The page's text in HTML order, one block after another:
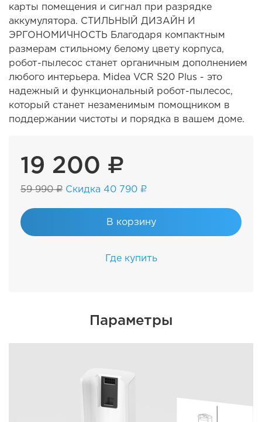
карты помещения и сигнал при разрядке
аккумулятора. СТИЛЬНЫЙ ДИЗАЙН И
ЭРГОНОМИЧНОСТЬ Благодаря компактным
размерам стильному белому цвету корпуса,
робот-пылесос станет органичным дополнением
любого интерьера. Midea VCR S20 Plus - это
надежный и функциональный робот-пылесос,
который станет незаменимым помощником в
поддержании чистоты и порядка в вашем доме.
19 200 ₽
59 990 ₽ Скидка 40 790 ₽
В корзину
Где купить
Параметры